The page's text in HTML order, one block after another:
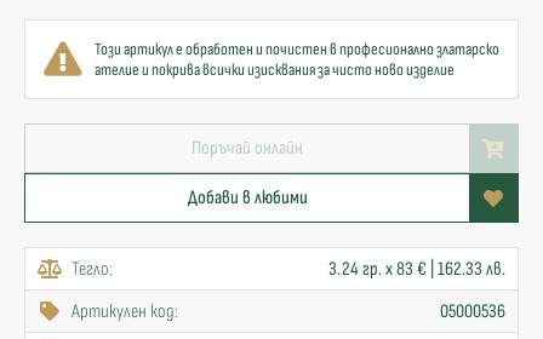
Този артикул е обработен и почистен в професионално златарско
ателие и покрива всички изисквания за чисто ново изделие
Поръчай онлайн
Добави в любими
Тегло:
3.24 гр. x 83 € | 162.33 лв.
Артикулен код:
05000536